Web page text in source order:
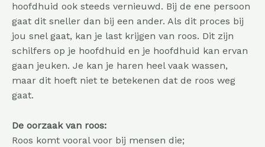
hoofdhuid ook steeds vernieuwd. Bij de ene persoon
gaat dit sneller dan bij een ander. Als dit proces bij
jou snel gaat, kan je last krijgen van roos. Dit zijn
schilfers op je hoofdhuid en je hoofdhuid kan ervan
gaan jeuken. Je kan je haren heel vaak wassen,
maar dit hoeft niet te betekenen dat de roos weg
gaat.
De oorzaak van roos:
Roos komt vooral voor bij mensen die;